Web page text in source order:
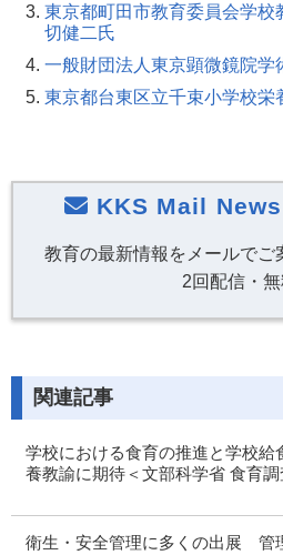
東京都町田市教育委員会学
切健二氏
一般財団法人東京顕微鏡院学
東京都台東区立千束小学校栄
KKS Mail
教育の最新情報をメールでご
2回配信・無
関連記事
学校における食育の推進と学校
養教諭に期待＜文部科学省 食育
衛生・安全管理に多くの出展 管